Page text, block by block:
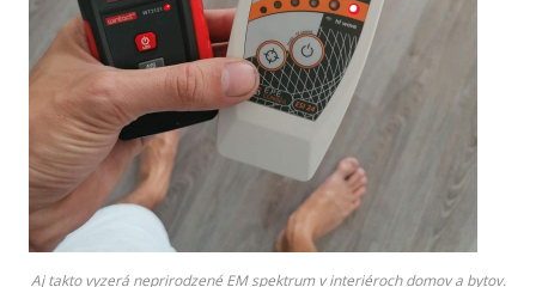
Aj takto vyzerá neprirodzené EM spektrum v interiéroch domov a bytov.